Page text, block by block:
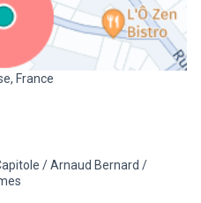
France
la catégorie : Cadre de vie
résultats pour le secteur : 1 -
/ Arnaud Bernard /